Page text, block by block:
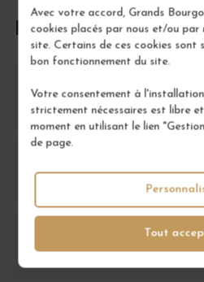
Avec votre accord, Grands
cookies placés par nous et/ou par
site. Certains de ces cookies sont
bon fonctionnement du site.
Votre consentement à
strictement nécessaires est libre
moment en utilisant le lien
de page.
Tout
FOIRE AUX
Comment conserver le
'du Sud' ?
ce Chardonnay ?
Comment déguster le
'du Sud' ?